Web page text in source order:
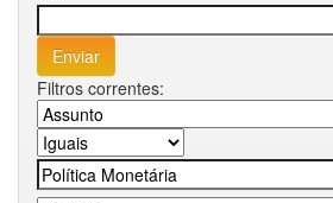
Filtros correntes: